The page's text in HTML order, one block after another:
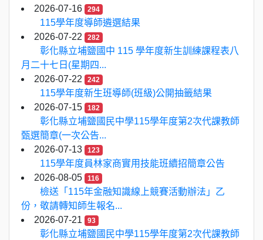
2026-07-16
294
115學年度導師遴選結果
2026-07-22
282
彰化縣立埔鹽國中 115 學年度新生訓練課程表八
月二十七日(星期四...
2026-07-22
242
115學年度新生班導師(班級)公開抽籤結果
2026-07-15
182
彰化縣立埔鹽國民中學115學年度第2次代課教師
甄選簡章(一次公告...
2026-07-13
123
115學年度員林家商實用技能班續招簡章公告
2026-08-05
116
檢送「115年金融知識線上競賽活動辦法」乙
份，敬請轉知師生報名...
2026-07-21
93
彰化縣立埔鹽國民中學115學年度第2次代課教師